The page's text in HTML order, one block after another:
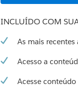
INCLUÍDO COM
As mais
Acesso a
Acesse